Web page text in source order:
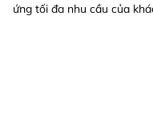
ứng tối đa nhu cầu của